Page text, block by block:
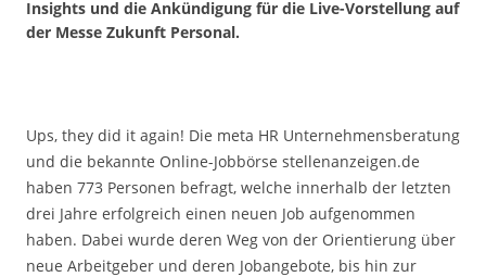
Insights und die Ankündigung für die Live-Vorstellung auf
der Messe Zukunft Personal.
Ups, they did it again! Die meta HR Unternehmensberatung
und die bekannte Online-Jobbörse stellenanzeigen.de
haben 773 Personen befragt, welche innerhalb der letzten
drei Jahre erfolgreich einen neuen Job aufgenommen
haben. Dabei wurde deren Weg von der Orientierung über
neue Arbeitgeber und deren Jobangebote, bis hin zur